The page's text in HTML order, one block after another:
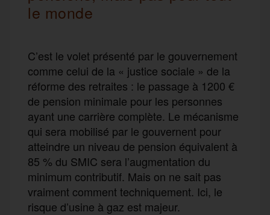
le monde
C’est le volet présenté par le gouvernement
comme celui de la « justice sociale » de la
réforme des retraites : le passage à 1200 €
de pension minimale pour les personnes
ayant une carrière complète. Le mécanisme
qui sera mobilisé par le gouvernent pour
atteindre un niveau de pension équivalent à
85 % du SMIC sera l’augmentation du
minimum contributif. Mais on ne sait pas
vraiment comment techniquement. Ici, le
risque d’usine à gaz est majeur.